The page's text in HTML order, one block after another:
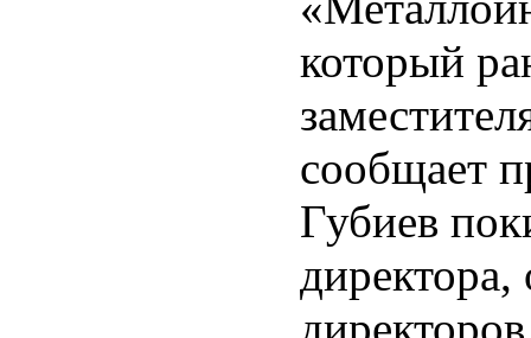
который
сообщает
Губиев
директора,